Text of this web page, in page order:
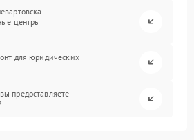
центры
для юридических
предоставляете